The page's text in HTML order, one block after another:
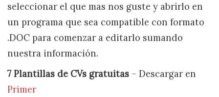
seleccionar el que mas nos guste y abrirlo en
un programa que sea compatible con formato
.DOC para comenzar a editarlo sumando
nuestra información.
7 Plantillas de CVs gratuitas – Descargar en
Primer